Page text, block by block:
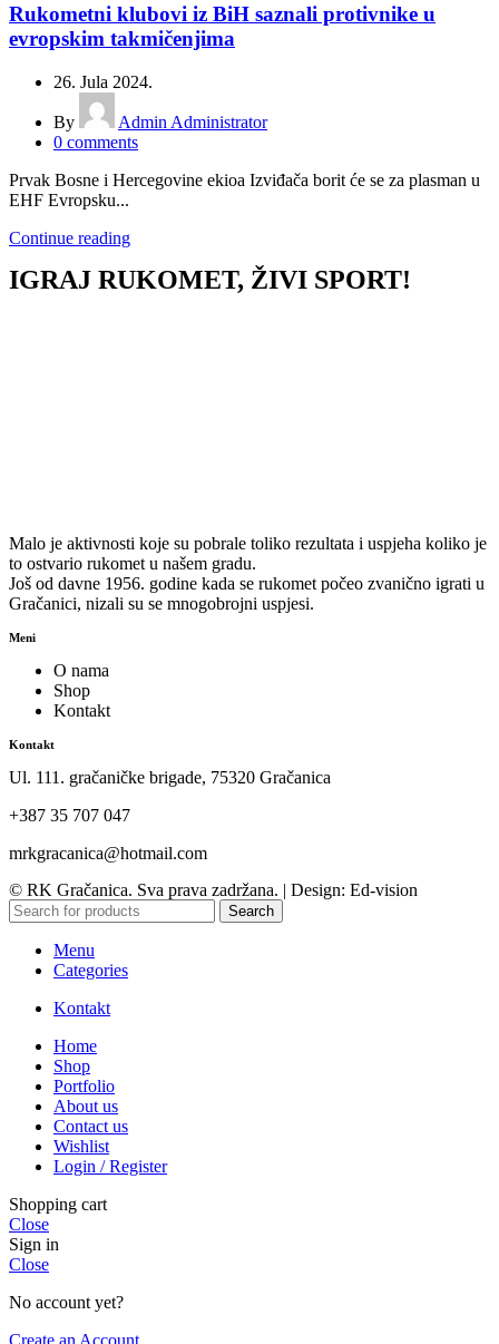
Rukometni klubovi iz BiH saznali protivnike u
evropskim takmičenjima
26. Jula 2024.
By
Admin Administrator
0 comments
Prvak Bosne i Hercegovine ekioa Izviđača borit će se za plasman u
EHF Evropsku...
Continue reading
IGRAJ RUKOMET, ŽIVI SPORT!
Malo je aktivnosti koje su pobrale toliko rezultata i uspjeha koliko je
to ostvario rukomet u našem gradu.
Još od davne 1956. godine kada se rukomet počeo zvanično igrati u
Gračanici, nizali su se mnogobrojni uspjesi.
Meni
O nama
Shop
Kontakt
Kontakt
Ul. 111. gračaničke brigade, 75320 Gračanica
+387 35 707 047
mrkgracanica@hotmail.com
© RK Gračanica. Sva prava zadržana. | Design: Ed-vision
Search
Menu
Categories
Kontakt
Home
Shop
Portfolio
About us
Contact us
Wishlist
Login / Register
Shopping cart
Close
Sign in
Close
No account yet?
Create an Account